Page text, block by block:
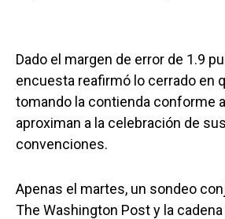
Dado el margen de error de 1.9
encuesta reafirmó lo cerrado en
tomando la contienda conforme
aproximan a la celebración de
convenciones.
Apenas el martes, un sondeo
The Washington Post y la